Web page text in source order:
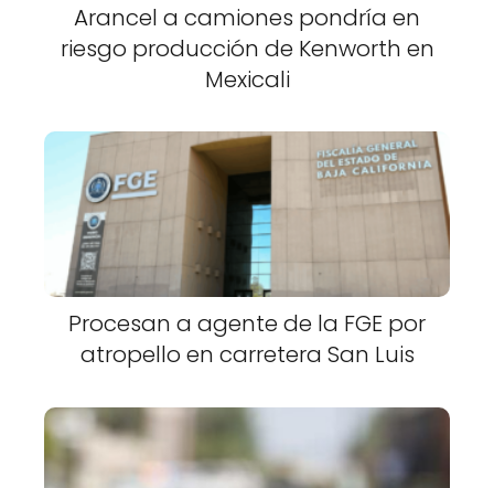
Arancel a camiones pondría en
riesgo producción de Kenworth en
Mexicali
Procesan a agente de la FGE por
atropello en carretera San Luis